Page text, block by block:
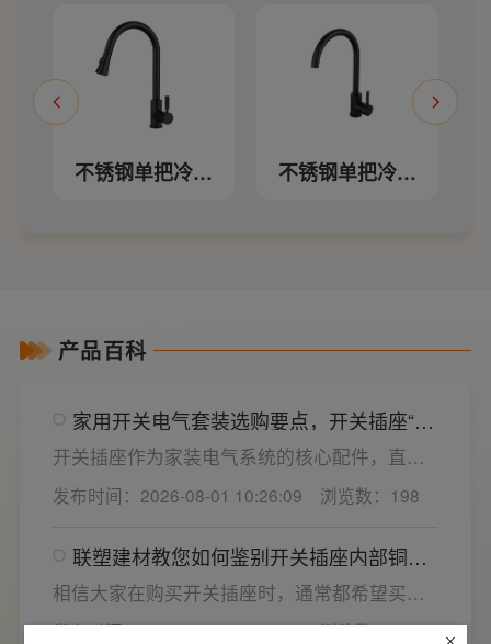
不锈钢单把冷热
不锈钢单把冷热
产品百科
家用开关电气套装选购要点，开关插座“七
看”甄选技巧
开关插座作为家装电气系统的核心配件，直接
决定居家用电的安全性与实用性，选材好坏影
响着长期居住体验。想要一站式搞定全屋电气
关键。联塑建材总结专业选购“七看”技巧，帮大
家精准避坑，挑选安全耐用的开关插座产品。
发布时间：2026-08-01 10:26:09 浏览数：198
联塑建材教您如何鉴别开关插座内部铜片
质量
相信大家在购买开关插座时，通常都希望买到
一款寿命长，质量好的产品，那么对于开关插
发布时间：2026-08-01 10:15:00 浏览数：98